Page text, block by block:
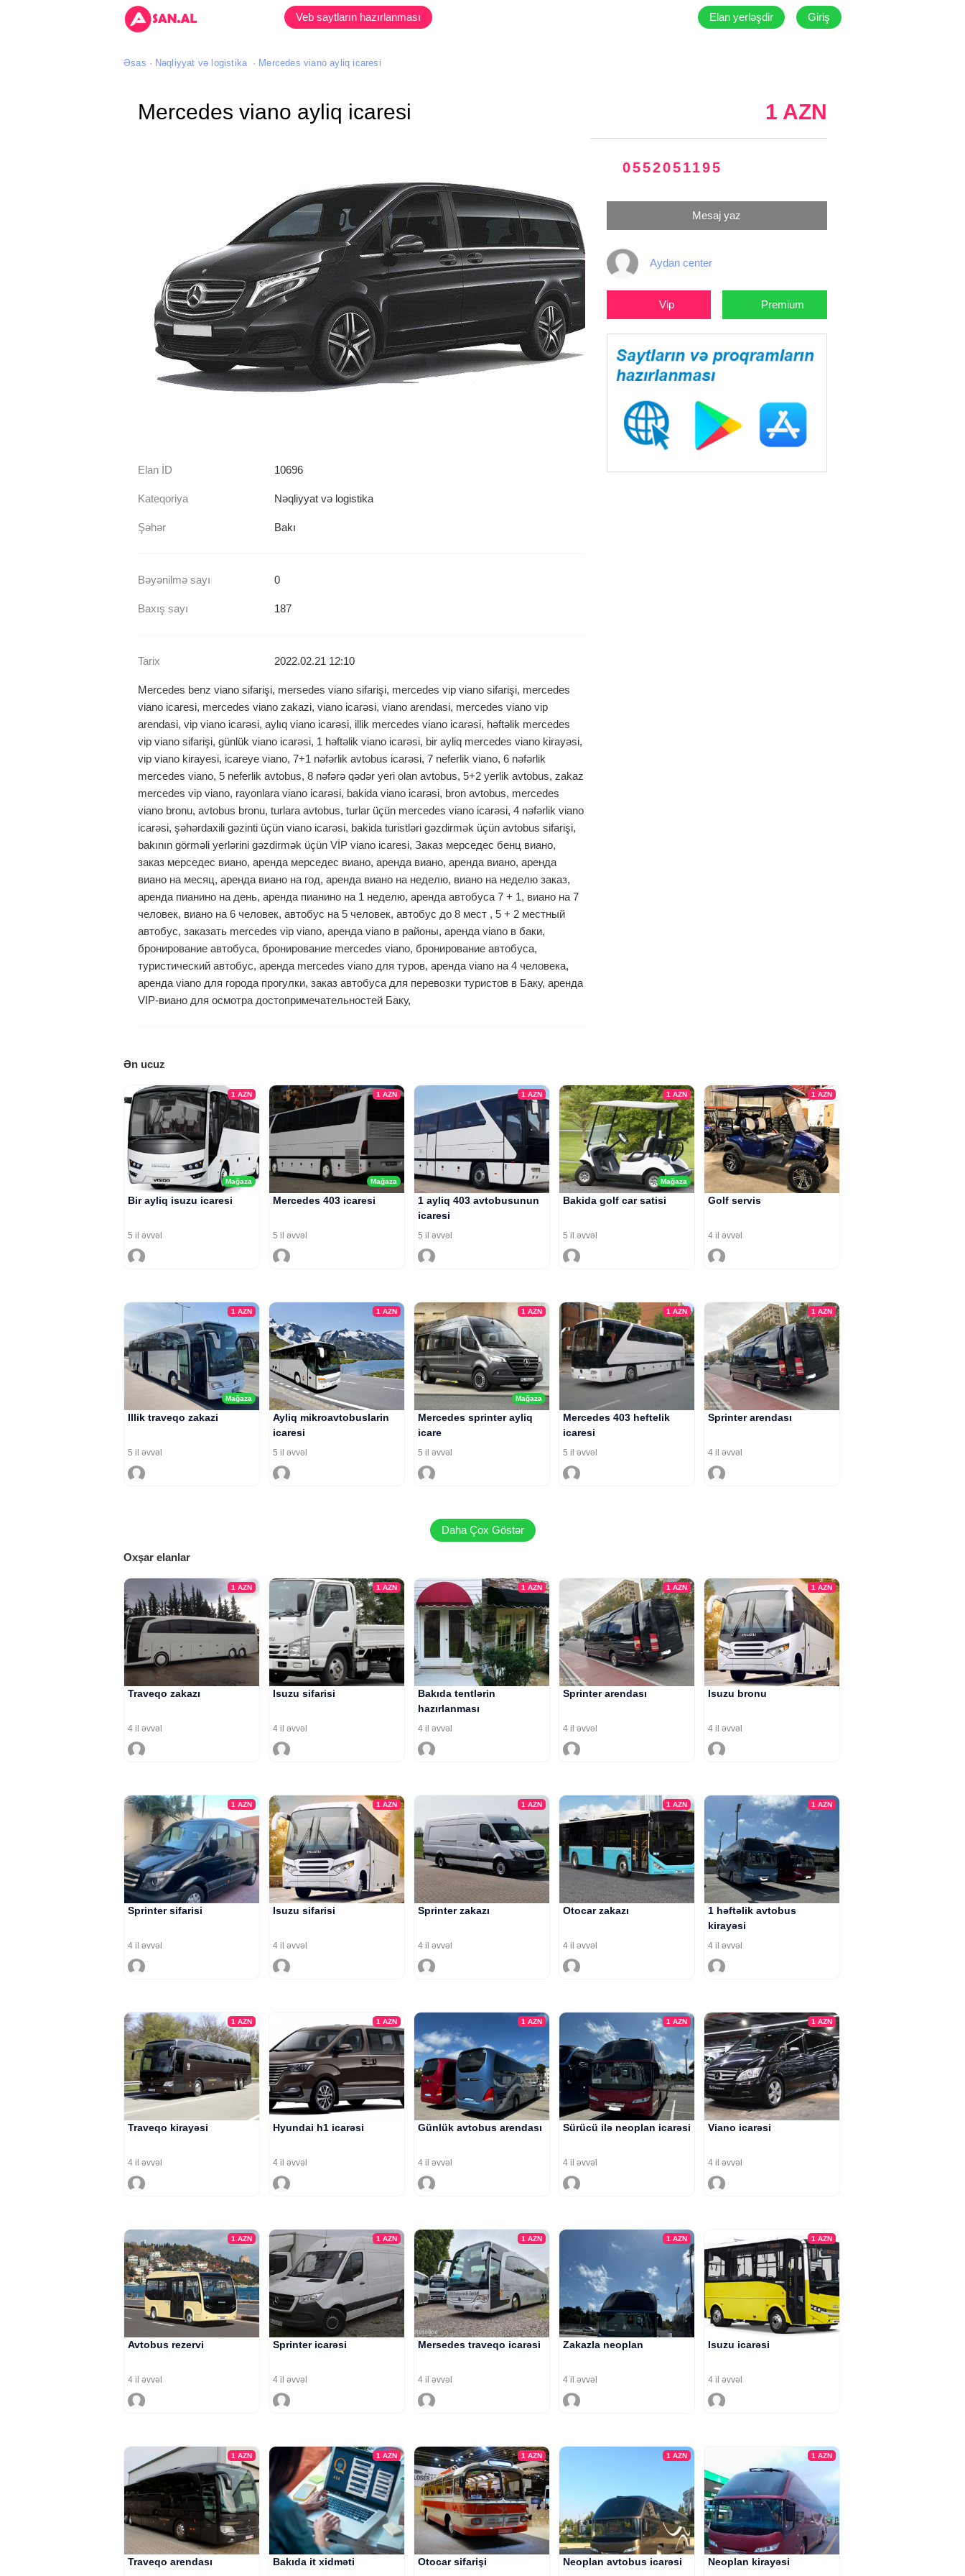
Elan yerləşdir Giriş
Veb saytların hazırlanması
Əsas Nəqliyyat və logistika Mercedes viano ayliq icaresi
Mercedes viano ayliq icaresi
Elan İD 10696
Kateqoriya Nəqliyyat və logistika
Şəhər Bakı
Bəyənilmə sayı 0
Baxış sayı 187
Tarix 2022.02.21 12:10
Mercedes benz viano sifarişi, mersedes viano sifarişi, mercedes vip viano sifarişi, mercedes
viano icaresi, mercedes viano zakazi, viano icarəsi, viano arendasi, mercedes viano vip
arendasi, vip viano icarəsi, aylıq viano icarəsi, illik mercedes viano icarəsi, həftəlik mercedes
vip viano sifarişi, günlük viano icarəsi, 1 həftəlik viano icarəsi, bir ayliq mercedes viano kirayəsi,
vip viano kirayesi, icareye viano, 7+1 nəfərlik avtobus icarəsi, 7 neferlik viano, 6 nəfərlik
mercedes viano, 5 neferlik avtobus, 8 nəfərə qədər yeri olan avtobus, 5+2 yerlik avtobus, zakaz
mercedes vip viano, rayonlara viano icarəsi, bakida viano icarəsi, bron avtobus, mercedes
viano bronu, avtobus bronu, turlara avtobus, turlar üçün mercedes viano icarəsi, 4 nəfərlik viano
icarəsi, şəhərdaxili gəzinti üçün viano icarəsi, bakida turistləri gəzdirmək üçün avtobus sifarişi,
bakının görməli yerlərini gəzdirmək üçün VİP viano icaresi, Заказ мерседес бенц виано,
заказ мерседес виано, аренда мерседес виано, аренда виано, аренда виано, аренда
виано на месяц, аренда виано на год, аренда виано на неделю, виано на неделю заказ,
аренда пианино на день, аренда пианино на 1 неделю, аренда автобуса 7 + 1, виано на 7
человек, виано на 6 человек, автобус на 5 человек, автобус до 8 мест , 5 + 2 местный
автобус, заказать mercedes vip viano, аренда viano в районы, аренда viano в баки,
бронирование автобуса, бронирование mercedes viano, бронирование автобуса,
туристический автобус, аренда mercedes viano для туров, аренда viano на 4 человека,
аренда viano для города прогулки, заказ автобуса для перевозки туристов в Баку, аренда
VIP-виано для осмотра достопримечательностей Баку,
1 AZN
0552051195
Mesaj yaz
Aydan center
Vip Premium
Ən ucuz
Mağaza
1 AZN
Bir ayliq isuzu icaresi
5 il əvvəl
Mağaza
1 AZN
Mercedes 403 icaresi
5 il əvvəl
1 AZN
1 ayliq 403 avtobusunun
icaresi
5 il əvvəl
Mağaza
1 AZN
Bakida golf car satisi
5 il əvvəl
1 AZN
Golf servis
4 il əvvəl
Mağaza
1 AZN
Illik traveqo zakazi
5 il əvvəl
1 AZN
Ayliq mikroavtobuslarin
icaresi
5 il əvvəl
Mağaza
1 AZN
Mercedes sprinter ayliq
icare
5 il əvvəl
1 AZN
Mercedes 403 heftelik
icaresi
5 il əvvəl
1 AZN
Sprinter arendası
4 il əvvəl
Daha Çox Göstər
Oxşar elanlar
1 AZN
Traveqo zakazı
4 il əvvəl
1 AZN
Isuzu sifarisi
4 il əvvəl
1 AZN
Bakıda tentlərin
hazırlanması
4 il əvvəl
1 AZN
Sprinter arendası
4 il əvvəl
1 AZN
Isuzu bronu
4 il əvvəl
1 AZN
Sprinter sifarisi
4 il əvvəl
1 AZN
Isuzu sifarisi
4 il əvvəl
1 AZN
Sprinter zakazı
4 il əvvəl
1 AZN
Otocar zakazı
4 il əvvəl
1 AZN
1 həftəlik avtobus
kirayəsi
4 il əvvəl
1 AZN
Traveqo kirayəsi
4 il əvvəl
1 AZN
Hyundai h1 icarəsi
4 il əvvəl
1 AZN
Günlük avtobus arendası
4 il əvvəl
1 AZN
Sürücü ilə neoplan icarəsi
4 il əvvəl
1 AZN
Viano icarəsi
4 il əvvəl
1 AZN
Avtobus rezervi
4 il əvvəl
1 AZN
Sprinter icarəsi
4 il əvvəl
1 AZN
Mersedes traveqo icarəsi
4 il əvvəl
1 AZN
Zakazla neoplan
4 il əvvəl
1 AZN
Isuzu icarəsi
4 il əvvəl
1 AZN
Traveqo arendası
1 AZN
Bakıda it xidməti
1 AZN
Otocar sifarişi
1 AZN
Neoplan avtobus icarəsi
1 AZN
Neoplan kirayəsi